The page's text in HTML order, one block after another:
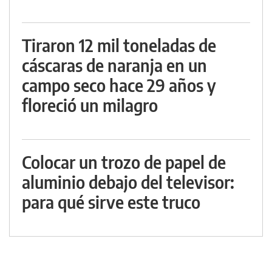
Tiraron 12 mil toneladas de
cáscaras de naranja en un
campo seco hace 29 años y
floreció un milagro
Colocar un trozo de papel de
aluminio debajo del televisor:
para qué sirve este truco